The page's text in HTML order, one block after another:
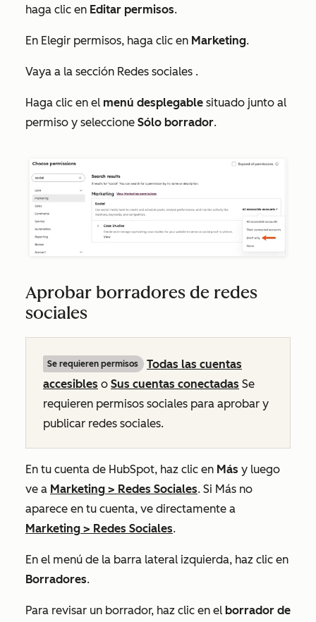
haga clic en Editar permisos.
En Elegir permisos, haga clic en Marketing.
Vaya a la sección Redes sociales .
Haga clic en el menú desplegable situado junto al
permiso y seleccione Sólo borrador.
Aprobar borradores de redes
sociales
Se requieren permisos
Todas las cuentas
accesibles o Sus cuentas conectadas Se
requieren permisos sociales para aprobar y
publicar redes sociales.
En tu cuenta de HubSpot, haz clic en Más y luego
ve a Marketing > Redes Sociales. Si Más no
aparece en tu cuenta, ve directamente a
Marketing > Redes Sociales.
En el menú de la barra lateral izquierda, haz clic en
Borradores.
Para revisar un borrador, haz clic en el borrador de